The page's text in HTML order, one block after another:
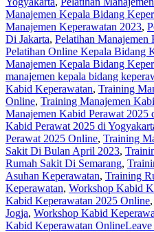
Manajemen Kepala Bidang
Manajemen Keperawatan 2023,
Di Jakarta, Pelatihan Manajemen
Pelatihan Online Kepala Bidang
Manajemen Kepala Bidang
manajemen kepala bidang
Kabid Keperawatan, Training
Online, Training Manajemen
Manajemen Kabid Perawat 2025
Kabid Perawat 2025 di
Perawat 2025 Online, Training
Sakit Di Bulan April 2023,
Rumah Sakit Di Semarang,
Asuhan Keperawatan, Training
Keperawatan, Workshop Kabid
Kabid Keperawatan 2025 Online,
Jogja, Workshop Kabid
Kabid Keperawatan OnlineLeave